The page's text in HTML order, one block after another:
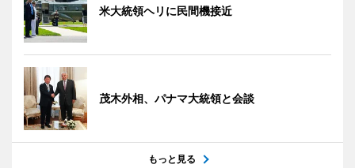
米大統領ヘリに民間機接近
茂木外相、パナマ大統領と会談
もっと見る